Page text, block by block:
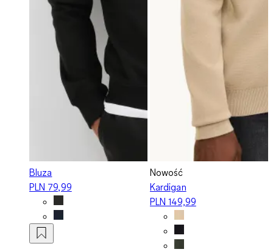
Bluza
PLN 79,99
Nowość
Kardigan
PLN 149,99